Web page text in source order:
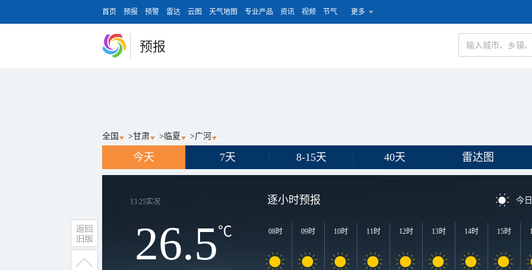
首页 预报 预警 雷达 云图 天气地图 专业产品 资讯 视频 节气 更多
预报
全国 >甘肃 > 临夏 >广河
今天 7天 8-15天 40天 雷达图
13:25实况
26.5℃
逐小时预报 今
08时 09时 10时 11时 12时 13时 14时 15时